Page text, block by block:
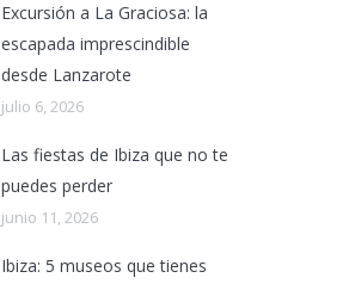
Excursión a La Graciosa: la
escapada imprescindible
desde Lanzarote
julio 6, 2026
Las fiestas de Ibiza que no te
puedes perder
junio 11, 2026
Ibiza: 5 museos que tienes